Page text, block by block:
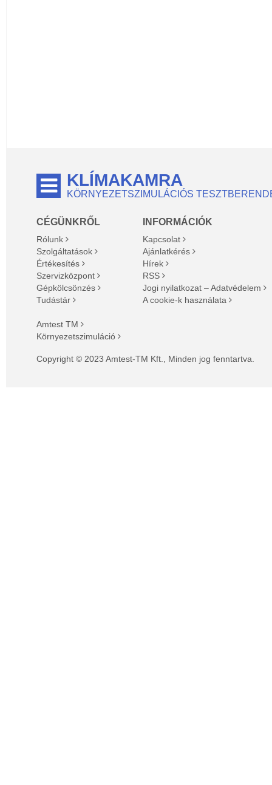
KLÍMAKAMRA
KÖRNYEZETSZIMULÁCIÓS
CÉGÜNKRŐL
Rólunk
Szolgáltatások
Értékesítés
Szervizközpont
Gépkölcsönzés
Tudástár
Amtest TM
Környezetszimuláció
INFORMÁCIÓK
Kapcsolat
Ajánlatkérés
Hírek
RSS
Jogi nyilatkozat – Adatvédelem
A cookie-k használata
Copyright © 2023 Amtest-TM Kft., Minden jog fenntartva.